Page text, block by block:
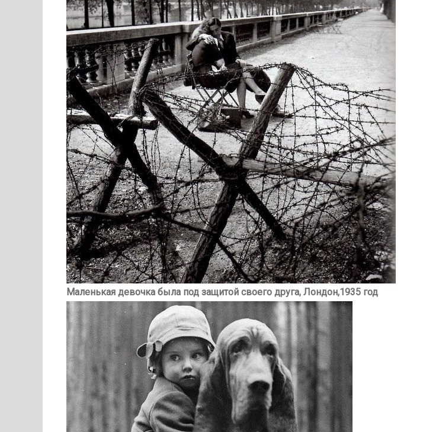
Маленькая девочка была под защитой своего друга, Лондон,1935 год